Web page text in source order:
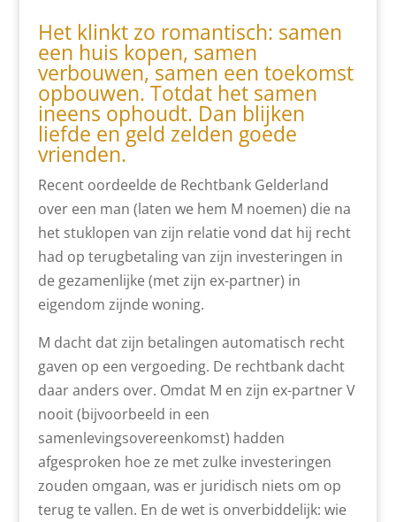
Het klinkt zo romantisch: samen
een huis kopen, samen
verbouwen, samen een toekomst
opbouwen. Totdat het samen
ineens ophoudt. Dan blijken
liefde en geld zelden goede
vrienden.
Recent oordeelde de Rechtbank Gelderland
over een man (laten we hem M noemen) die na
het stuklopen van zijn relatie vond dat hij recht
had op terugbetaling van zijn investeringen in
de gezamenlijke (met zijn ex-partner) in
eigendom zijnde woning.
M dacht dat zijn betalingen automatisch recht
gaven op een vergoeding. De rechtbank dacht
daar anders over. Omdat M en zijn ex-partner V
nooit (bijvoorbeeld in een
samenlevingsovereenkomst) hadden
afgesproken hoe ze met zulke investeringen
zouden omgaan, was er juridisch niets om op
terug te vallen. En de wet is onverbiddelijk: wie